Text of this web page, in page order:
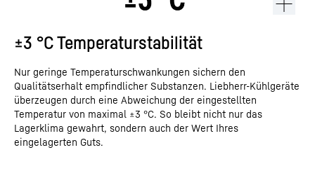
±3 °C Temperaturstabilität
Nur geringe Temperaturschwankungen sichern den
Qualitätserhalt empfindlicher Substanzen. Liebherr-Kühlgeräte
überzeugen durch eine Abweichung der eingestellten
Temperatur von maximal ±3 °C. So bleibt nicht nur das
Lagerklima gewahrt, sondern auch der Wert Ihres
eingelagerten Guts.